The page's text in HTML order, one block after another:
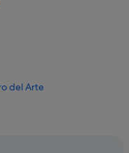
del Arte